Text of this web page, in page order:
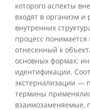
которого аспекты
входят в организм и
внутренних
процесс
отнесенный к
основных формах:
идентификации.
экстернализации —
термины
взаимозаменяемые,